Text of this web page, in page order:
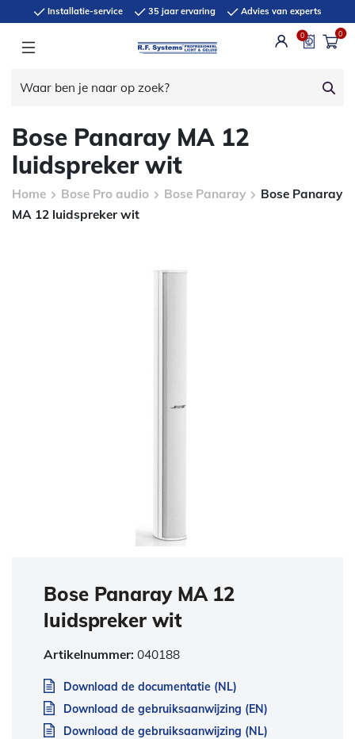
Installatie-service 35 jaar ervaring Advies van experts
0 0
Bose Panaray MA 12
luidspreker wit
Home Bose Pro audio Bose Panaray
Bose Panaray
MA 12 luidspreker wit
Bose Panaray MA 12
luidspreker wit
Artikelnummer: 040188
Download de documentatie (NL)
Download de gebruiksaanwijzing (EN)
Download de gebruiksaanwijzing (NL)